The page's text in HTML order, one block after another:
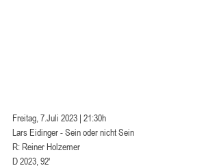
Freitag, 7.Juli 2023 | 21:30h
Lars Eidinger - Sein oder nicht Sein
R: Reiner Holzemer
D 2023, 92′